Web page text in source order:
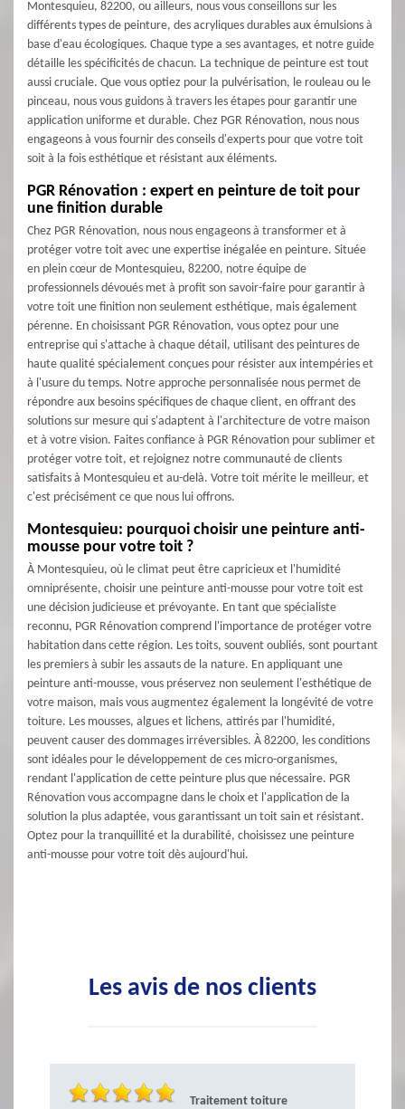
Montesquieu, 82200, ou ailleurs, nous vous conseillons sur les
différents types de peinture, des acryliques durables aux émulsions à
base d'eau écologiques. Chaque type a ses avantages, et notre guide
détaille les spécificités de chacun. La technique de peinture est tout
aussi cruciale. Que vous optiez pour la pulvérisation, le rouleau ou le
pinceau, nous vous guidons à travers les étapes pour garantir une
application uniforme et durable. Chez PGR Rénovation, nous nous
engageons à vous fournir des conseils d'experts pour que votre toit
soit à la fois esthétique et résistant aux éléments.
PGR Rénovation : expert en peinture de toit pour
une finition durable
Chez PGR Rénovation, nous nous engageons à transformer et à
protéger votre toit avec une expertise inégalée en peinture. Située
en plein cœur de Montesquieu, 82200, notre équipe de
professionnels dévoués met à profit son savoir-faire pour garantir à
votre toit une finition non seulement esthétique, mais également
pérenne. En choisissant PGR Rénovation, vous optez pour une
entreprise qui s'attache à chaque détail, utilisant des peintures de
haute qualité spécialement conçues pour résister aux intempéries et
à l'usure du temps. Notre approche personnalisée nous permet de
répondre aux besoins spécifiques de chaque client, en offrant des
solutions sur mesure qui s'adaptent à l'architecture de votre maison
et à votre vision. Faites confiance à PGR Rénovation pour sublimer et
protéger votre toit, et rejoignez notre communauté de clients
satisfaits à Montesquieu et au-delà. Votre toit mérite le meilleur, et
c'est précisément ce que nous lui offrons.
Montesquieu: pourquoi choisir une peinture anti-
mousse pour votre toit ?
À Montesquieu, où le climat peut être capricieux et l'humidité
omniprésente, choisir une peinture anti-mousse pour votre toit est
une décision judicieuse et prévoyante. En tant que spécialiste
reconnu, PGR Rénovation comprend l'importance de protéger votre
habitation dans cette région. Les toits, souvent oubliés, sont pourtant
les premiers à subir les assauts de la nature. En appliquant une
peinture anti-mousse, vous préservez non seulement l'esthétique de
votre maison, mais vous augmentez également la longévité de votre
toiture. Les mousses, algues et lichens, attirés par l'humidité,
peuvent causer des dommages irréversibles. À 82200, les conditions
sont idéales pour le développement de ces micro-organismes,
rendant l'application de cette peinture plus que nécessaire. PGR
Rénovation vous accompagne dans le choix et l'application de la
solution la plus adaptée, vous garantissant un toit sain et résistant.
Optez pour la tranquillité et la durabilité, choisissez une peinture
anti-mousse pour votre toit dès aujourd'hui.
Les avis de nos clients
Traitement toiture